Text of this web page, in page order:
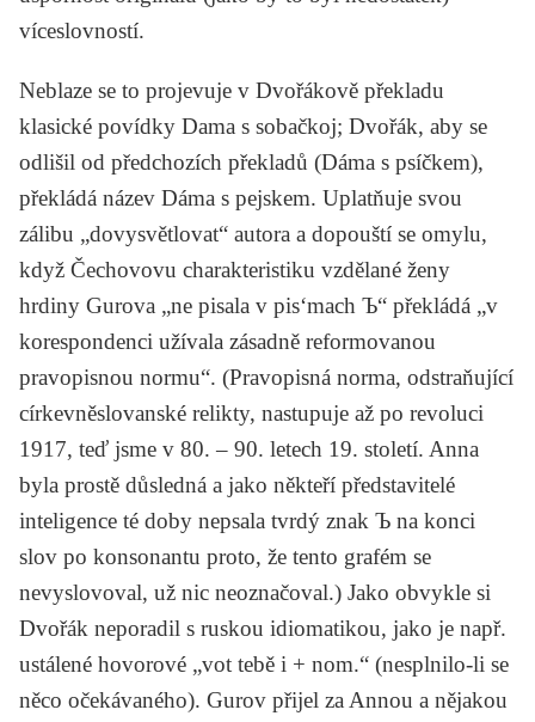
víceslovností.
Neblaze se to projevuje v Dvořákově překladu
klasické povídky Dama s sobačkoj; Dvořák, aby se
odlišil od předchozích překladů (Dáma s psíčkem),
překládá název Dáma s pejskem. Uplatňuje svou
zálibu „dovysvětlovat“ autora a dopouští se omylu,
když Čechovovu charakteristiku vzdělané ženy
hrdiny Gurova „ne pisala v pis‘mach Ъ“ překládá „v
korespondenci užívala zásadně reformovanou
pravopisnou normu“. (Pravopisná norma, odstraňující
církevněslovanské relikty, nastupuje až po revoluci
1917, teď jsme v 80. – 90. letech 19. století. Anna
byla prostě důsledná a jako někteří představitelé
inteligence té doby nepsala tvrdý znak Ъ na konci
slov po konsonantu proto, že tento grafém se
nevyslovoval, už nic neoznačoval.) Jako obvykle si
Dvořák neporadil s ruskou idiomatikou, jako je např.
ustálené hovorové „vot tebě i + nom.“ (nesplnilo-li se
něco očekávaného). Gurov přijel za Annou a nějakou